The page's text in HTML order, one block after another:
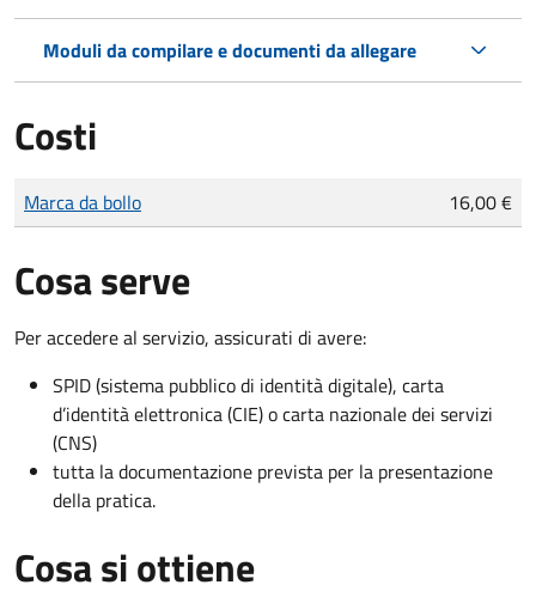
Moduli da compilare e documenti da allegare
Costi
Tipo di pagamento
Importo
Marca da bollo 16,00 €
Cosa serve
Per accedere al servizio, assicurati di avere:
SPID (sistema pubblico di identità digitale), carta
d’identità elettronica (CIE) o carta nazionale dei servizi
(CNS)
tutta la documentazione prevista per la presentazione
della pratica.
Cosa si ottiene